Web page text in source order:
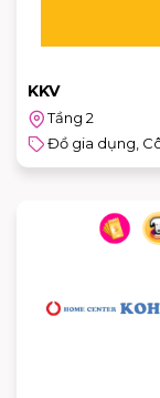
KKV
Tầng 2